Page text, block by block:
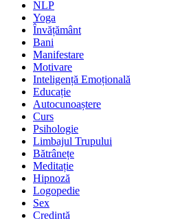
NLP
Yoga
Învățământ
Bani
Manifestare
Motivare
Inteligență Emoțională
Educație
Autocunoaștere
Curs
Psihologie
Limbajul Trupului
Bătrânețe
Meditație
Hipnoză
Logopedie
Sex
Credință